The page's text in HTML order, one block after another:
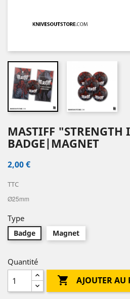
MASTIFF "STRENGTH
BADGE|MAGNET
2,00 €
TTC
Ø25mm
Type
Badge Magnet
Quantité
 AJOUTER AU